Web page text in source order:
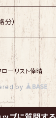
）
ーリスト倖晴
by